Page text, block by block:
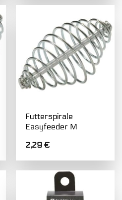
Futterspirale
Easyfeeder M
2,29€